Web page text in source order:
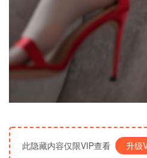
此隐藏内容仅限VIP查看 升级